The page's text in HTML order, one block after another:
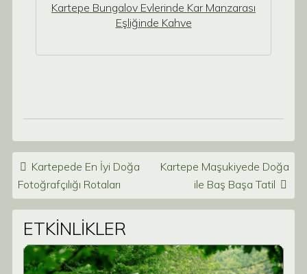
Kartepe Bungalov Evlerinde Kar Manzarası
Eşliğinde Kahve
Post navigation
Kartepede En İyi Doğa
Fotoğrafçılığı Rotaları
Kartepe Maşukiyede Doğa
ile Baş Başa Tatil
ETKİNLİKLER